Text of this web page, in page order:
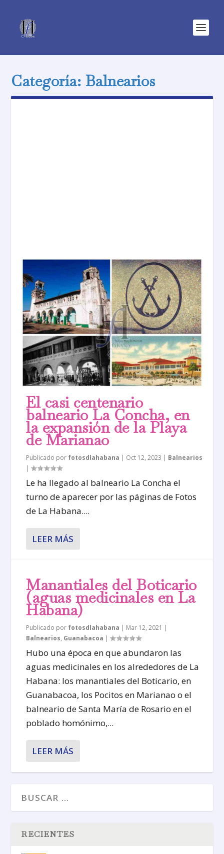
Categoría: Balnearios
El casi centenario
balneario La Concha, en
la expansión de la Playa
de Marianao
Publicado por fotosdlahabana | Oct 12, 2023 | Balnearios
|
Le ha llegado al balneario La Concha el
turno de aparecer por las páginas de Fotos
de La Habana....
LEER MÁS
Manantiales del Boticario
(aguas medicinales en La
Habana)
Publicado por fotosdlahabana | Mar 12, 2021 |
Balnearios, Guanabacoa |
Hubo una época en que abundaron las
aguas medicinales en los alrededores de La
Habana: los manantiales del Boticario, en
Guanabacoa, los Pocitos en Marianao o el
balneario de Santa María de Rosario en el
poblado homónimo,...
LEER MÁS
RECIENTES